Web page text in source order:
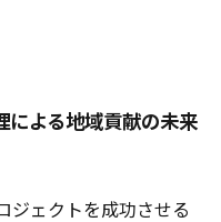
による地域貢献の未来
ジェクトを成功させる